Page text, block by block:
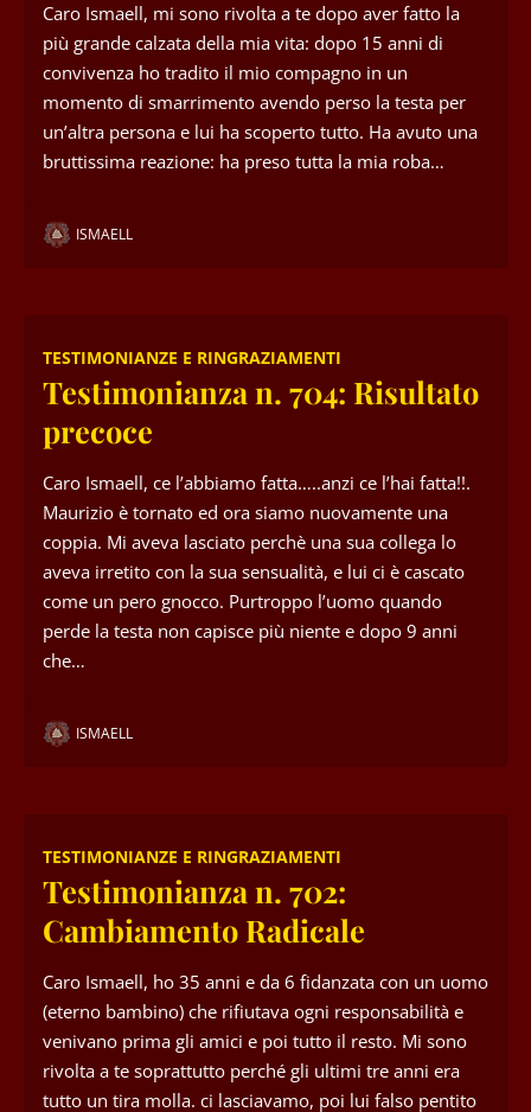
Caro Ismaell, mi sono rivolta a te dopo aver fatto la
più grande calzata della mia vita: dopo 15 anni di
convivenza ho tradito il mio compagno in un
momento di smarrimento avendo perso la testa per
un’altra persona e lui ha scoperto tutto. Ha avuto una
bruttissima reazione: ha preso tutta la mia roba…
ISMAELL
TESTIMONIANZE E RINGRAZIAMENTI
Testimonianza n. 704: Risultato
precoce
Caro Ismaell, ce l’abbiamo fatta…..anzi ce l’hai fatta!!.
Maurizio è tornato ed ora siamo nuovamente una
coppia. Mi aveva lasciato perchè una sua collega lo
aveva irretito con la sua sensualità, e lui ci è cascato
come un pero gnocco. Purtroppo l’uomo quando
perde la testa non capisce più niente e dopo 9 anni
che…
ISMAELL
TESTIMONIANZE E RINGRAZIAMENTI
Testimonianza n. 702:
Cambiamento Radicale
Caro Ismaell, ho 35 anni e da 6 fidanzata con un uomo
(eterno bambino) che rifiutava ogni responsabilità e
venivano prima gli amici e poi tutto il resto. Mi sono
rivolta a te soprattutto perché gli ultimi tre anni era
tutto un tira molla. ci lasciavamo, poi lui falso pentito